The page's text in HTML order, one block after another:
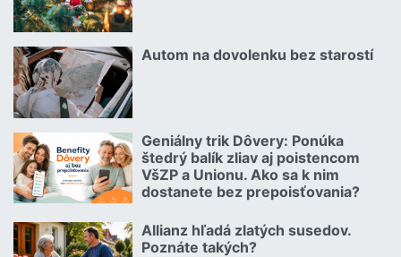
Autom na dovolenku bez starostí
02.07.2026 |
Geniálny trik Dôvery: Ponúka
štedrý balík zliav aj poistencom
VšZP a Unionu. Ako sa k nim
dostanete bez prepoisťovania?
06.07.2026 | | redakcia
Allianz hľadá zlatých susedov.
Poznáte takých?
08.07.2026 |